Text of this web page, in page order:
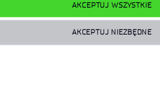
AKCEPTUJ WSZYSTKIE
AKCEPTUJ NIEZBĘDNE